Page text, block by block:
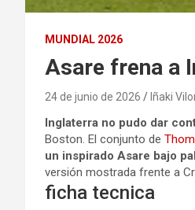
MUNDIAL 2026
Asare frena a
24 de junio de 2026 Iñaki
Inglaterra no pudo dar
Boston. El conjunto de
un inspirado Asare bajo
versión mostrada frente a
ficha tecnica